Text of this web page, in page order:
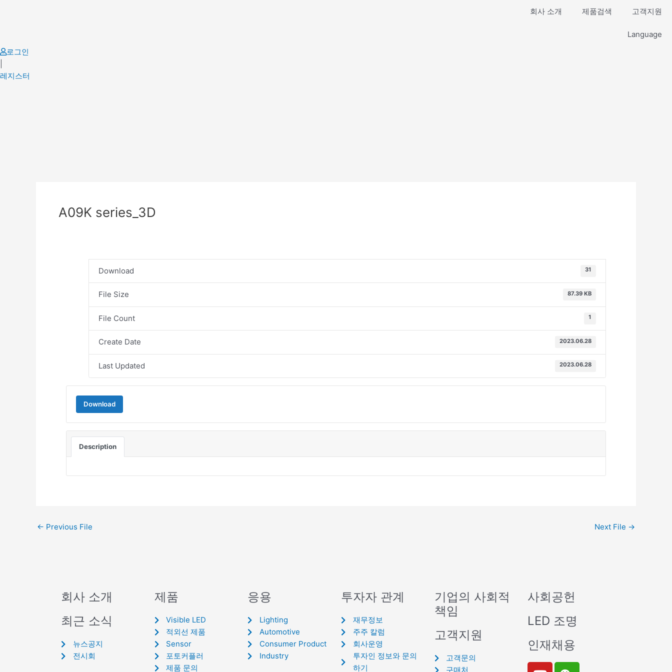
회사 소개 제품검색 고객지원
Language
로그인
레지스터
A09K series_3D
Download 31
File Size 87.39 KB
File Count 1
Create Date 2023.06.28
Last Updated 2023.06.28
Download
Description
← Previous File Next File →
회사 소개
최근 소식
뉴스공지
전시회
제품
Visible LED
적외선 제품
Sensor
포토커플러
제품 문의
응용
Lighting
Automotive
Consumer Product
Industry
투자자 관계
재무정보
주주 칼럼
회사운영
투자인 정보와 문의
하기
기업의 사회적
책임
고객지원
고객문의
구매처
사회공헌
LED 조명
인재채용
Y W